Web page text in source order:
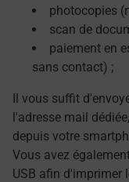
photocopies
scan de
paiement en
sans contact) ;
Il vous suffit
l'adresse mail
depuis votre
Vous avez
USB afin d'imprimer